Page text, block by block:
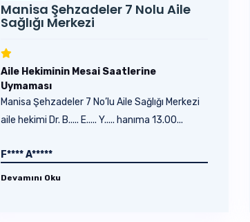
Manisa Şehzadeler 7 Nolu Aile
Sağlığı Merkezi
Aile Hekiminin Mesai Saatlerine
Uymaması
Manisa Şehzadeler 7 No’lu Aile Sağlığı Merkezi
aile hekimi Dr. B..... E..... Y..... hanıma 13.00...
F**** A*****
Devamını Oku